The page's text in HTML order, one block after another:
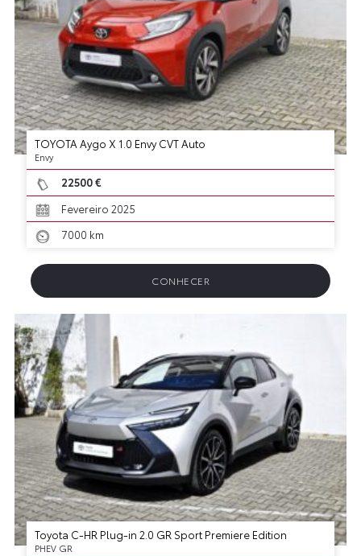
TOYOTA Aygo X 1.0 Envy CVT Auto
Envy
22500 €
Fevereiro 2025
7000 km
CONHECER
Toyota C-HR Plug-in 2.0 GR Sport Premiere Edition
PHEV GR